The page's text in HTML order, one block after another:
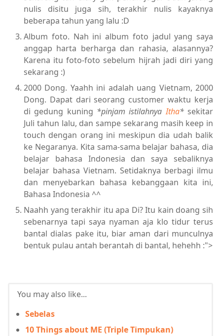
nulis disitu juga sih, terakhir nulis kayaknya
beberapa tahun yang lalu :D
Album foto. Nah ini album foto jadul yang saya
anggap harta berharga dan rahasia, alasannya?
Karena itu foto-foto sebelum hijrah jadi diri yang
sekarang :)
2000 Dong. Yaahh ini adalah uang Vietnam, 2000
Dong. Dapat dari seorang customer waktu kerja
di gedung kuning *pinjam istilahnyaItha*sekitar
Juli tahun lalu, dan sampe sekarang masih keep in
touch dengan orang ini meskipun dia udah balik
ke Negaranya. Kita sama-sama belajar bahasa, dia
belajar bahasa Indonesia dan saya sebaliknya
belajar bahasa Vietnam. Setidaknya berbagi ilmu
dan menyebarkan bahasa kebanggaan kita ini,
Bahasa Indonesia ^^
Naahh yang terakhir itu apa Di? Itu kain doang sih
sebenarnya tapi saya nyaman aja klo tidur terus
bantal dialas pake itu, biar aman dari munculnya
bentuk pulau antah berantah di bantal, hehehh :">
You may also like...
Sebelas
10 Things about ME (Triple Timpukan)